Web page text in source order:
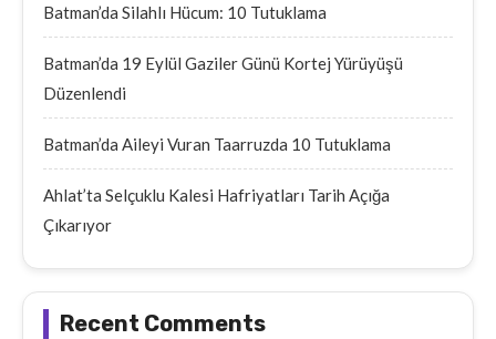
Batman’da Silahlı Hücum: 10 Tutuklama
Batman’da 19 Eylül Gaziler Günü Kortej Yürüyüşü
Düzenlendi
Batman’da Aileyi Vuran Taarruzda 10 Tutuklama
Ahlat’ta Selçuklu Kalesi Hafriyatları Tarih Açığa
Çıkarıyor
Recent Comments